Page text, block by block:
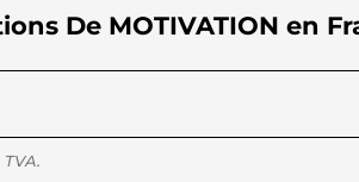
De MOTIVATION en